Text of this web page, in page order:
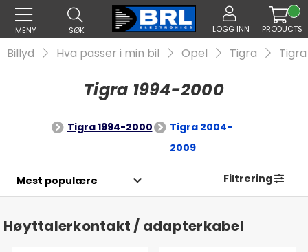
MENY SØK LOGG INN PRODUCTS
Billyd Hva passer i min bil Opel Tigra
Tigra 1994-2000
Tigra 1994-2000
Tigra 2004-
2009
Filtrering
Høyttalerkontakt / adapterkabel